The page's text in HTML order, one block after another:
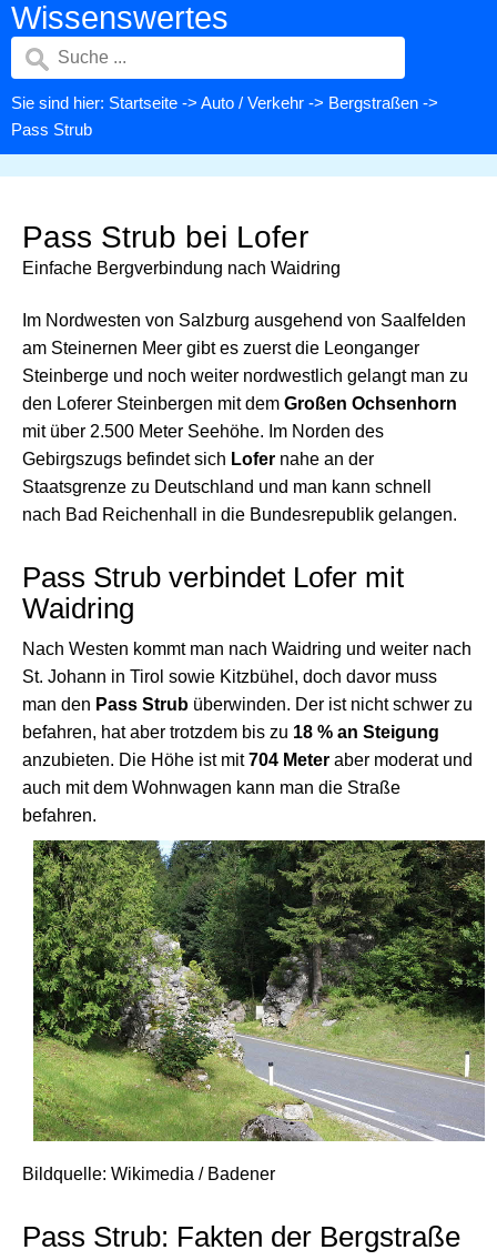
Wissenswertes
Sie sind hier: Startseite -> Auto / Verkehr -> Bergstraßen ->
Pass Strub
Pass Strub bei Lofer
Einfache Bergverbindung nach Waidring
Im Nordwesten von Salzburg ausgehend von Saalfelden
am Steinernen Meer gibt es zuerst die Leonganger
Steinberge und noch weiter nordwestlich gelangt man zu
den Loferer Steinbergen mit dem Großen Ochsenhorn
mit über 2.500 Meter Seehöhe. Im Norden des
Gebirgszugs befindet sich Lofer nahe an der
Staatsgrenze zu Deutschland und man kann schnell
nach Bad Reichenhall in die Bundesrepublik gelangen.
Pass Strub verbindet Lofer mit
Waidring
Nach Westen kommt man nach Waidring und weiter nach
St. Johann in Tirol sowie Kitzbühel, doch davor muss
man den Pass Strub überwinden. Der ist nicht schwer zu
befahren, hat aber trotzdem bis zu 18 % an Steigung
anzubieten. Die Höhe ist mit704 Meter aber moderat und
auch mit dem Wohnwagen kann man die Straße
befahren.
Bildquelle: Wikimedia / Badener
Pass Strub: Fakten der Bergstraße